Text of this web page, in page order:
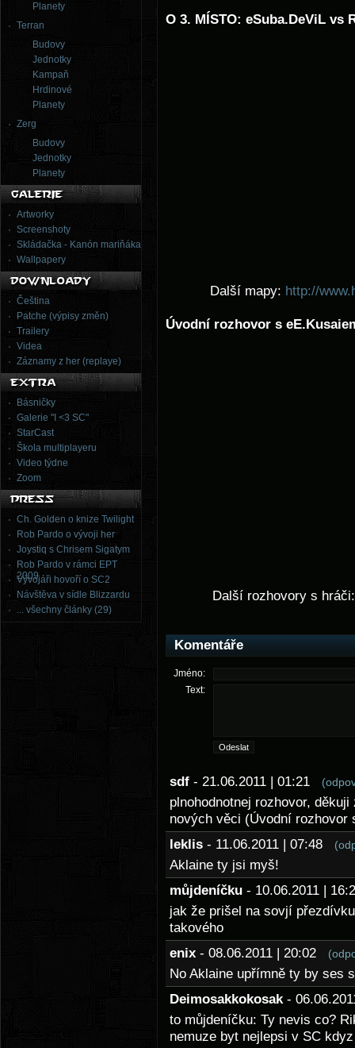
Planety
Terran
Budovy
Jednotky
Kampaň
Hrdinové
Planety
Zerg
Budovy
Jednotky
Planety
Artworky
Screenshoty
Skládačka - Kanón mariňáka
Wallpapery
Čeština
Patche (výpisy změn)
Trailery
Videa
Záznamy z her (replaye)
Básničky
Galerie "I <3 SC"
StarCast
Škola multiplayeru
Video týdne
Zoom
Ch. Golden o knize Twilight
Rob Pardo o vývoji her
Joystiq s Chrisem Sigatym
Rob Pardo v rámci EPT
2009
Vývojáři hovoří o SC2
Návštěva v sídle Blizzardu
... všechny články (29)
O 3. MÍSTO: eSuba.DeViL vs
Další mapy: http://
Úvodní rozhovor s
Další rozhovory s
Komentáře
Jméno:
Text:
sdf - 21.06.2011 | 01:21
plnohodnotnej rozhovor,
nových věci (Úvodní rozhovor
leklis - 11.06.2011 | 07:48
Aklaine ty jsi myš!
můjdeníčku - 10.06.2011 |
jak že prišel na sovjí
takového
enix - 08.06.2011 | 20:02
No Aklaine upřímně ty by ses
Deimosakkokosak -
to můjdeníčku: Ty nevis co?
nemuze byt nejlepsi v SC